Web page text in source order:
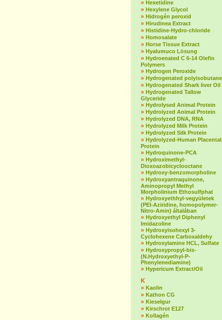
» Hexetidine
» Hexylene Glycol
» Hidrogén peroxid
» Hirudinea Extract
» Histidine-Hydro-chloride
» Homosalate
» Horse Tissue Extract
» Hyalumuco Lösung
» Hydroenated C 6-14 Olefin
Polymers
» Hydrogen Peroxide
» Hydrogenated polyisobutane
» Hydrogenated Shark liver Oil
» Hydrogenated Tallow
Glyceride
» Hydrolysed Animal Protein
» Hydrolyzed Animal Protein
» Hydrolyzed DNA, RNA
» Hydrolyzed Milk Protein
» Hydrolyzed Silk Protein
» Hydrolyzed-Human Placental
Protein
» Hydroquinone-PCA
» Hydroximethyl-
Dioxoazobicyclooctane
» Hydroxy-benzomorpholine
» Hydroxyantraquinone,
Aminopropyl Methyl
Morpholinium Ethosulfphat
» Hydroxyethhyl-vegyületek
(PEI-Aziridine, homopolymer-
Nitro-Amin) általában
» Hydroxyethyl Diphenyl
Imidazoline
» Hydroxyisohexyl 3-
Cyclohexene Carboxaldehy
» Hydroxylamine HCL, Sulfate
» Hydroxypropyl-bis-
(N.Hydroxyethyl-P-
Phenylenediamine)
» Hypericum Extract/Oil
K
» Kaolin
» Kathon CG
» Kieselgur
» Kirschrot E127
» Kollagén